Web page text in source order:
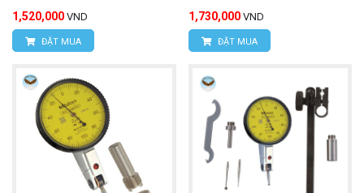
1,520,000 VND
ĐẶT MUA
1,730,000 VND
ĐẶT MUA